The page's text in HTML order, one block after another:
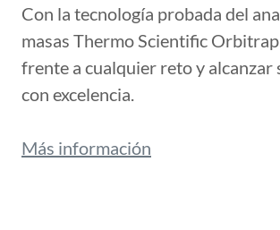
Con la tecnología probada del
masas Thermo Scientific
frente a cualquier reto y alcanzar
con excelencia.
Más información